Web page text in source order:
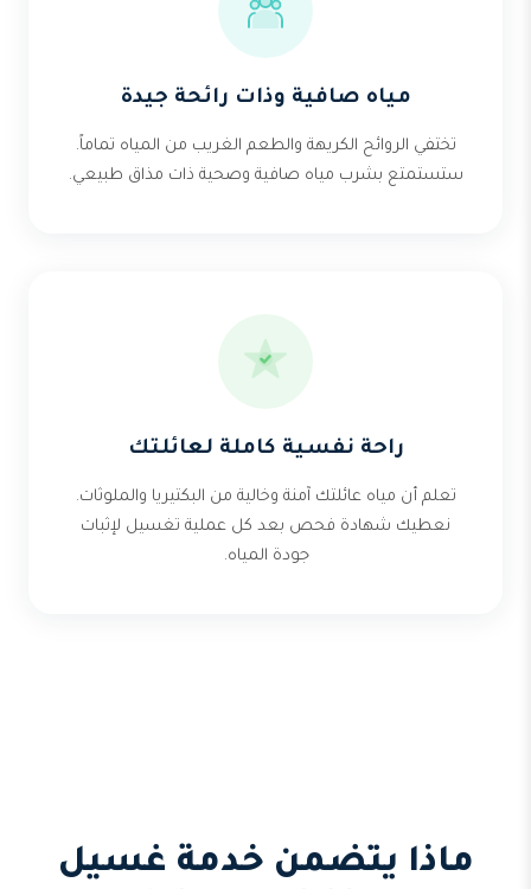
مياه صافية وذات رائحة جيدة
تختفي الروائح الكريهة والطعم الغريب من المياه تماماً.
ستستمتع بشرب مياه صافية وصحية ذات مذاق طبيعي.
راحة نفسية كاملة لعائلتك
تعلم أن مياه عائلتك آمنة وخالية من البكتيريا والملوثات.
نعطيك شهادة فحص بعد كل عملية تغسيل لإثبات
جودة المياه.
ماذا يتضمن خدمة غسيل